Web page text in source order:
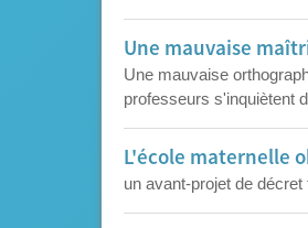
Une mauvaise
Une mauvaise
professeurs s'inquiètent
L'école maternelle
un avant-projet de